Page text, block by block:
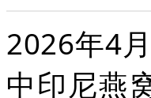
2026年4
中印尼燕